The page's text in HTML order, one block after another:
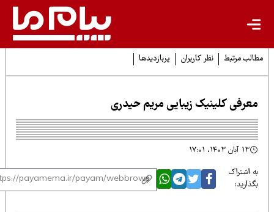
مرتبط نظر کاربران پربازدیدها
کلینیک زیبایی مریم حیدری
اشتراک